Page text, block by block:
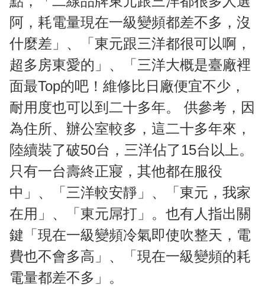
阿，耗電量現在一級變頻都差不多，沒
什麼差」、「東元跟三洋都很可以啊，
超多房東愛的」、「三洋大概是臺廠裡
面最Top的吧！維修比日廠便宜不少，
耐用度也可以到二十多年。 供參考，因
為住所、辦公室較多，這二十多年來，
陸續裝了破50台，三洋佔了15台以上。
只有一台壽終正寢，其他都在服役
中」、「三洋較安靜」、「東元，我家
在用」、「東元屌打」。也有人指出關
鍵「現在一級變頻冷氣即使吹整天，電
費也不會多高」、「現在一級變頻的耗
電量都差不多」。